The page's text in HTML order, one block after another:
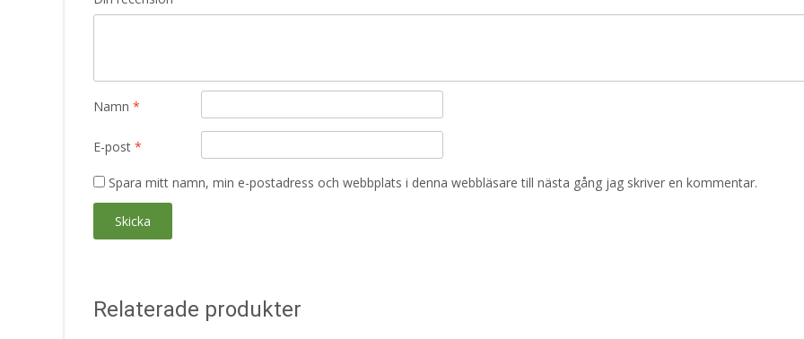
Namn *
E-post *
Spara mitt namn, min e-postadress och webbplats i denna webbläsare till nästa gång jag skriver en kommentar.
Relaterade produkter